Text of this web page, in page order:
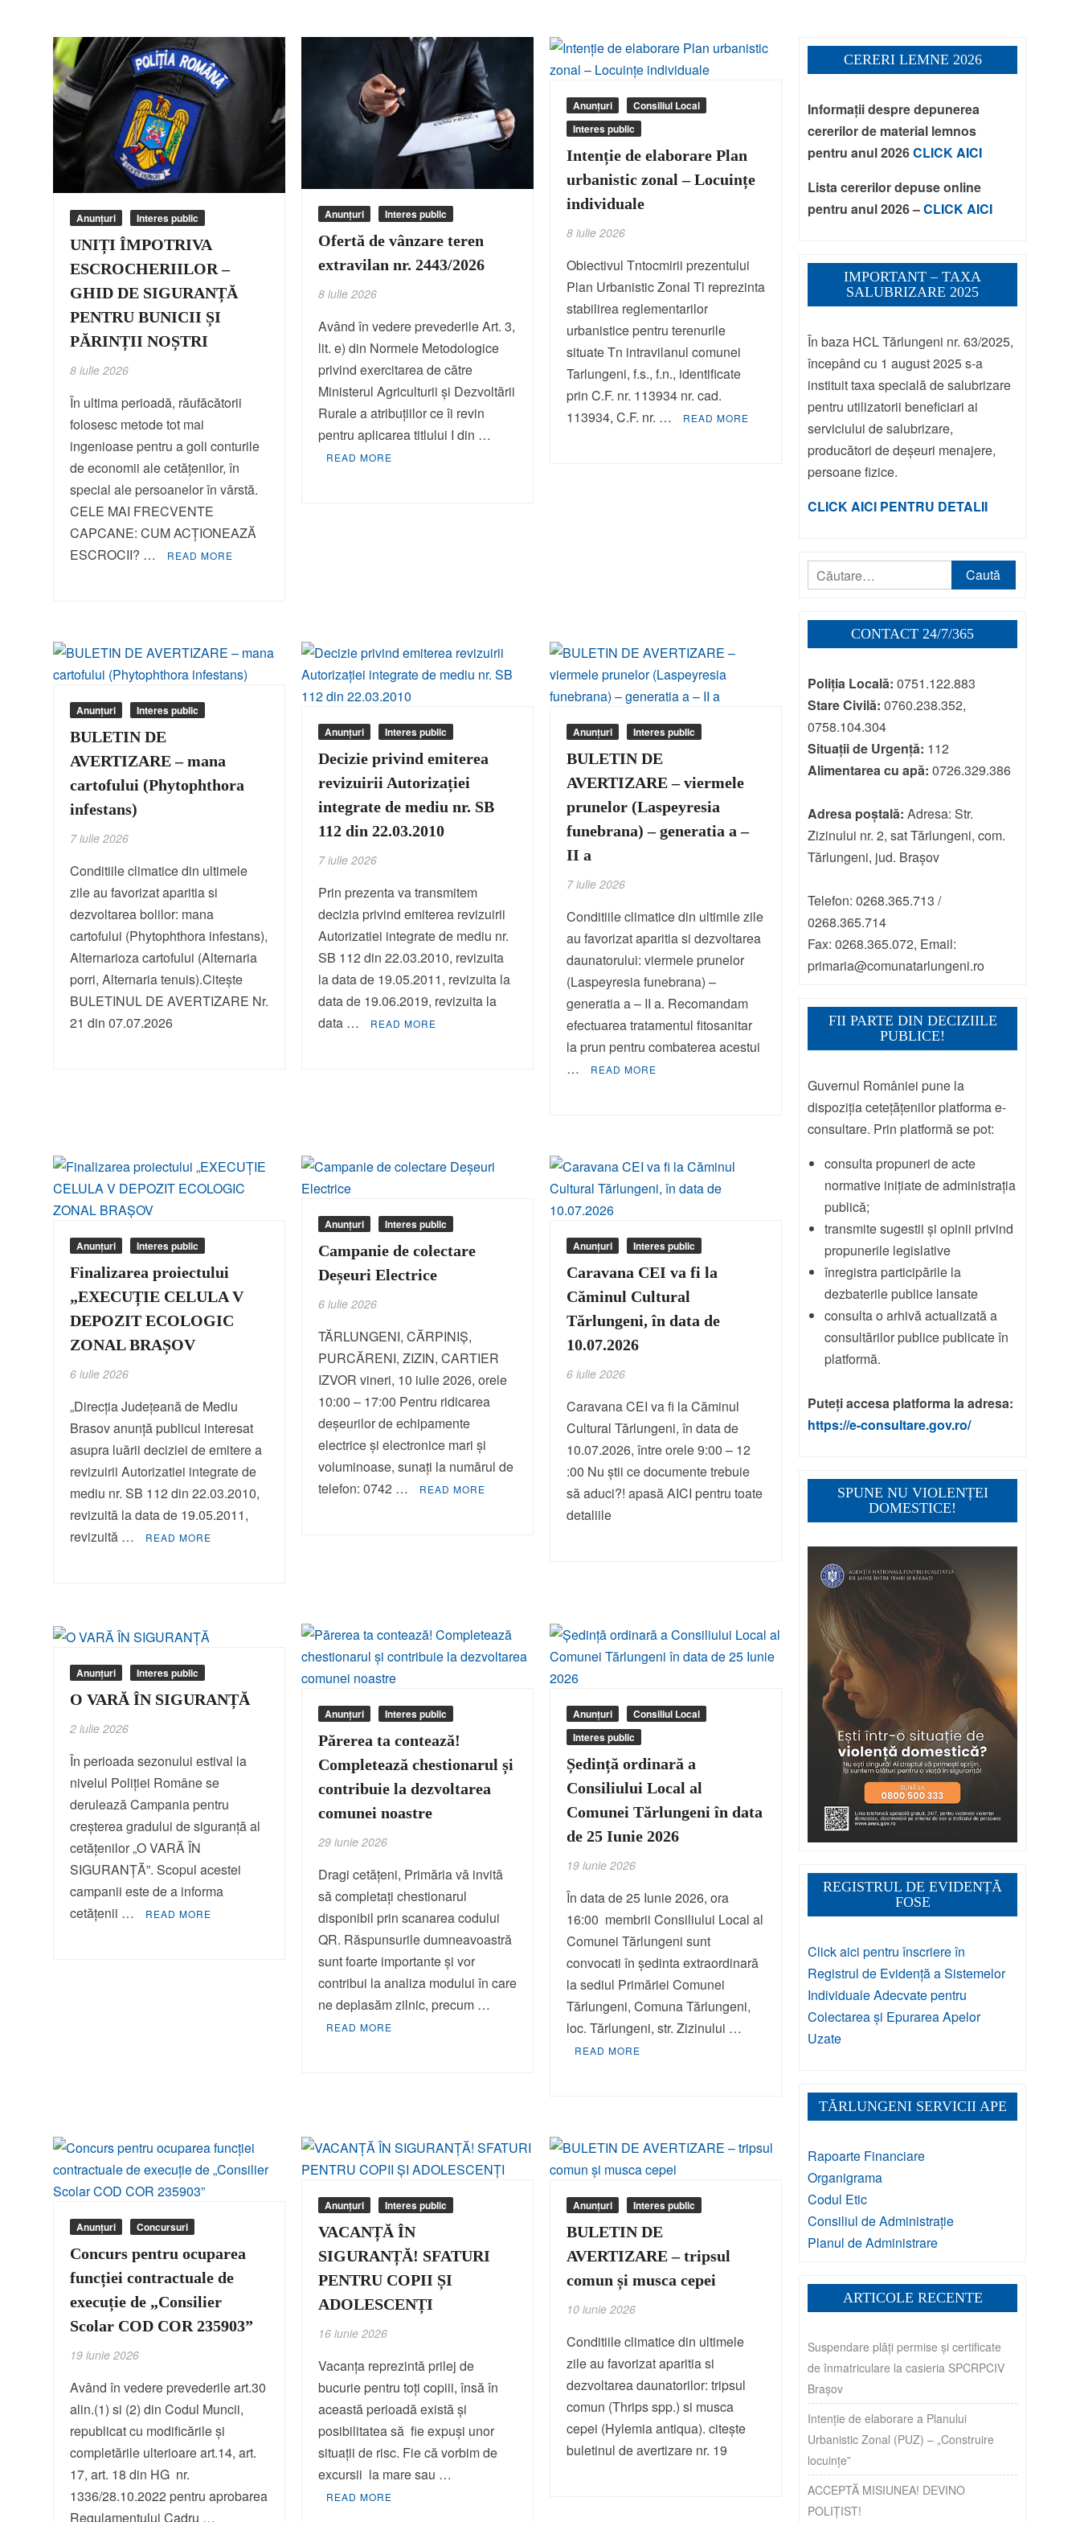
Anunțuri Interes public
UNIȚI ÎMPOTRIVA
ESCROCHERIILOR –
GHID DE SIGURANȚĂ
PENTRU BUNICII ȘI
PĂRINȚII NOȘTRI
8 iulie 2026
În ultima perioadă, răufăcătorii
folosesc metode tot mai
ingenioase pentru a goli conturile
de economii ale cetățenilor, în
special ale persoanelor în vârstă.
CELE MAI FRECVENTE
CAPCANE: CUM ACȚIONEAZĂ
ESCROCII? …
READ MORE
Anunțuri Interes public
Ofertă de vânzare teren
extravilan nr. 2443/2026
8 iulie 2026
Având în vedere prevederile Art. 3,
lit. e) din Normele Metodologice
privind exercitarea de către
Ministerul Agriculturii și Dezvoltării
Rurale a atribuțiilor ce îi revin
pentru aplicarea titlului I din …
READ MORE
Anunțuri
Consiliul Local
Interes public
Intenție de elaborare Plan
urbanistic zonal – Locuințe
individuale
8 iulie 2026
Obiectivul Tntocmirii prezentului
Plan Urbanistic Zonal Tl reprezinta
stabilirea reglementarilor
urbanistice pentru terenurile
situate Tn intravilanul comunei
Tarlungeni, f.s., f.n., identificate
prin C.F. nr. 113934 nr. cad.
113934, C.F. nr. …
READ MORE
Anunțuri Interes public
BULETIN DE
AVERTIZARE – mana
cartofului (Phytophthora
infestans)
7 iulie 2026
Conditiile climatice din ultimele
zile au favorizat aparitia si
dezvoltarea bolilor: mana
cartofului (Phytophthora infestans),
Alternarioza cartofului (Alternaria
porri, Alternaria tenuis).Citește
BULETINUL DE AVERTIZARE Nr.
21 din 07.07.2026
Anunțuri Interes public
Decizie privind emiterea
revizuirii Autorizației
integrate de mediu nr. SB
112 din 22.03.2010
7 iulie 2026
Prin prezenta va transmitem
decizia privind emiterea revizuirii
Autorizatiei integrate de mediu nr.
SB 112 din 22.03.2010, revizuita
la data de 19.05.2011, revizuita la
data de 19.06.2019, revizuita la
data …
READ MORE
Anunțuri Interes public
BULETIN DE
AVERTIZARE – viermele
prunelor (Laspeyresia
funebrana) – generatia a –
II a
7 iulie 2026
Conditiile climatice din ultimile zile
au favorizat aparitia si dezvoltarea
daunatorului: viermele prunelor
(Laspeyresia funebrana) –
generatia a – II a. Recomandam
efectuarea tratamentul fitosanitar
la prun pentru combaterea acestui
…
READ MORE
Anunțuri Interes public
Finalizarea proiectului
„EXECUȚIE CELULA V
DEPOZIT ECOLOGIC
ZONAL BRAȘOV
6 iulie 2026
„Direcția Județeană de Mediu
Brasov anunţă publicul interesat
asupra luării deciziei de emitere a
revizuirii Autorizatiei integrate de
mediu nr. SB 112 din 22.03.2010,
revizuită la data de 19.05.2011,
revizuită …
READ MORE
Anunțuri Interes public
Campanie de colectare
Deșeuri Electrice
6 iulie 2026
TĂRLUNGENI, CĂRPINIȘ,
PURCĂRENI, ZIZIN, CARTIER
IZVOR vineri, 10 iulie 2026, orele
10:00 – 17:00 Pentru ridicarea
deșeurilor de echipamente
electrice și electronice mari și
voluminoase, sunați la numărul de
telefon: 0742 …
READ MORE
Anunțuri Interes public
Caravana CEI va fi la
Căminul Cultural
Tărlungeni, în data de
10.07.2026
6 iulie 2026
Caravana CEI va fi la Căminul
Cultural Tărlungeni, în data de
10.07.2026, între orele 9:00 – 12
:00 Nu știi ce documente trebuie
să aduci?! apasă AICI pentru toate
detaliile
Anunțuri Interes public
O VARĂ ÎN SIGURANȚĂ
2 iulie 2026
În perioada sezonului estival la
nivelul Poliției Române se
derulează Campania pentru
creșterea gradului de siguranță al
cetățenilor „O VARĂ ÎN
SIGURANȚĂ”. Scopul acestei
campanii este de a informa
cetățenii …
READ MORE
Anunțuri Interes public
Părerea ta contează!
Completează chestionarul și
contribuie la dezvoltarea
comunei noastre
29 iunie 2026
Dragi cetățeni, Primăria vă invită
să completați chestionarul
disponibil prin scanarea codului
QR. Răspunsurile dumneavoastră
sunt foarte importante și vor
contribui la analiza modului în care
ne deplasăm zilnic, precum …
READ MORE
Anunțuri
Consiliul Local
Interes public
Ședință ordinară a
Consiliului Local al
Comunei Tărlungeni în data
de 25 Iunie 2026
19 iunie 2026
În data de 25 Iunie 2026, ora
16:00 membrii Consiliului Local al
Comunei Tărlungeni sunt
convocati în ședinta extraordinară
la sediul Primăriei Comunei
Tărlungeni, Comuna Tărlungeni,
loc. Tărlungeni, str. Zizinului …
READ MORE
Anunțuri Concursuri
Concurs pentru ocuparea
funcției contractuale de
execuție de „Consilier
Scolar COD COR 235903”
19 iunie 2026
Având în vedere prevederile art.30
alin.(1) si (2) din Codul Muncii,
republicat cu modificările şi
completările ulterioare art.14, art.
17, art. 18 din HG nr.
1336/28.10.2022 pentru aprobarea
Regulamentului Cadru …
Anunțuri Interes public
VACANȚĂ ÎN
SIGURANȚĂ! SFATURI
PENTRU COPII ȘI
ADOLESCENȚI
16 iunie 2026
Vacanţa reprezintă prilej de
bucurie pentru toți copiii, însă în
această perioadă există și
posibilitatea să fie expuşi unor
situaţii de risc. Fie că vorbim de
excursii la mare sau …
READ MORE
Anunțuri Interes public
BULETIN DE
AVERTIZARE – tripsul
comun și musca cepei
10 iunie 2026
Conditiile climatice din ultimele
zile au favorizat aparitia si
dezvoltarea daunatorilor: tripsul
comun (Thrips spp.) si musca
cepei (Hylemia antiqua). citește
buletinul de avertizare nr. 19
CERERI LEMNE 2026
Informații despre depunerea
cererilor de material lemnos
pentru anul 2026CLICK AICI
Lista cererilor depuse online
pentru anul 2026 –CLICK AICI
IMPORTANT – TAXA
SALUBRIZARE 2025
În baza HCL Tărlungeni nr. 63/2025,
începând cu 1 august 2025 s-a
instituit taxa specială de salubrizare
pentru utilizatorii beneficiari ai
serviciului de salubrizare,
producători de deșeuri menajere,
persoane fizice.
CLICK AICI PENTRU DETALII
Caută
după:
CONTACT 24/7/365
Poliția Locală: 0751.122.883
Stare Civilă: 0760.238.352,
0758.104.304
Situații de Urgență: 112
Alimentarea cu apă: 0726.329.386
Adresa poștală: Adresa: Str.
Zizinului nr. 2, sat Tărlungeni, com.
Tărlungeni, jud. Brașov
Telefon: 0268.365.713 /
0268.365.714
Fax: 0268.365.072, Email:
primaria@comunatarlungeni.ro
FII PARTE DIN DECIZIILE
PUBLICE!
Guvernul României pune la
dispoziția cetețățenilor platforma e-
consultare. Prin platformă se pot:
consulta propuneri de acte
normative inițiate de administrația
publică;
transmite sugestii și opinii privind
propunerile legislative
înregistra participările la
dezbaterile publice lansate
consulta o arhivă actualizată a
consultărilor publice publicate în
platformă.
Puteți accesa platforma la adresa:
https://e-consultare.gov.ro/
SPUNE NU VIOLENȚEI
DOMESTICE!
REGISTRUL DE EVIDENȚĂ
FOSE
Click aici pentru înscriere în
Registrul de Evidență a Sistemelor
Individuale Adecvate pentru
Colectarea și Epurarea Apelor
Uzate
TĂRLUNGENI SERVICII APE
Rapoarte Financiare
Organigrama
Codul Etic
Consiliul de Administrație
Planul de Administrare
ARTICOLE RECENTE
Suspendare plăți permise și certificate
de înmatriculare la casieria SPCRPCIV
Brașov
Intenție de elaborare a Planului
Urbanistic Zonal (PUZ) – „Construire
locuințe”
ACCEPTĂ MISIUNEA! DEVINO
POLIȚIST!